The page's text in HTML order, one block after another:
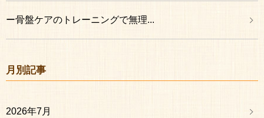
ー骨盤ケアのトレーニングで無理...
月別記事
2026年7月